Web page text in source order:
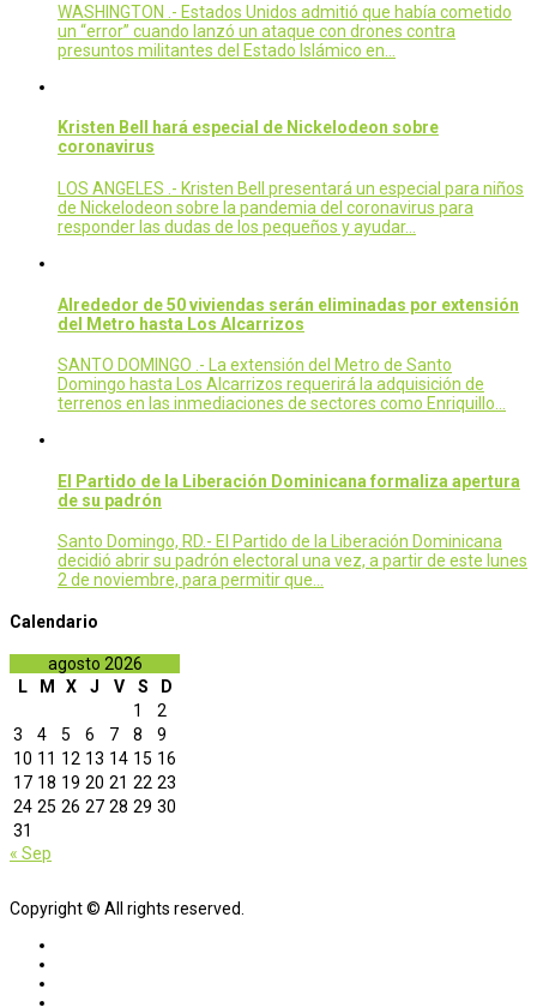
WASHINGTON .- Estados Unidos admitió que había cometido
un “error” cuando lanzó un ataque con drones contra
presuntos militantes del Estado Islámico en…
Kristen Bell hará especial de Nickelodeon sobre
coronavirus
LOS ANGELES .- Kristen Bell presentará un especial para niños
de Nickelodeon sobre la pandemia del coronavirus para
responder las dudas de los pequeños y ayudar…
Alrededor de 50 viviendas serán eliminadas por extensión
del Metro hasta Los Alcarrizos
SANTO DOMINGO .- La extensión del Metro de Santo
Domingo hasta Los Alcarrizos requerirá la adquisición de
terrenos en las inmediaciones de sectores como Enriquillo…
El Partido de la Liberación Dominicana formaliza apertura
de su padrón
Santo Domingo, RD.- El Partido de la Liberación Dominicana
decidió abrir su padrón electoral una vez, a partir de este lunes
2 de noviembre, para permitir que…
Calendario
agosto 2026
L
M X J V S
D
1
2
3
4 5 6 7 8
9
10 11 12 13 14 15 16
17 18 19 20 21 22 23
24 25 26 27 28 29 30
31
« Sep
Copyright © All rights reserved.